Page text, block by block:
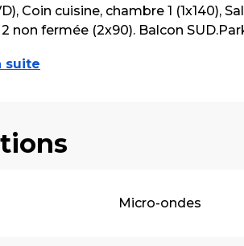
Coin cuisine, chambre 1 (1x140),
non fermée (2x90). Balcon
suite
Micro-ondes